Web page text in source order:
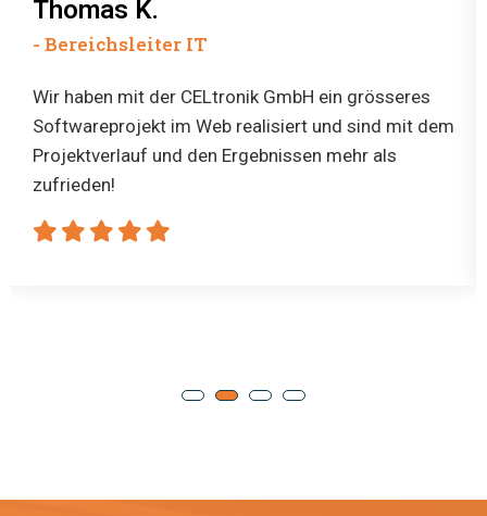
Armin F.
- Geschäftsführer
Ich habe damals Beratung bei der Beschaffung von
Office365 für mein Unternehmen benötigt. Der
Berater hat uns nicht nur gut beraten sondern auch
direkt die Migration und Inbetriebnahme